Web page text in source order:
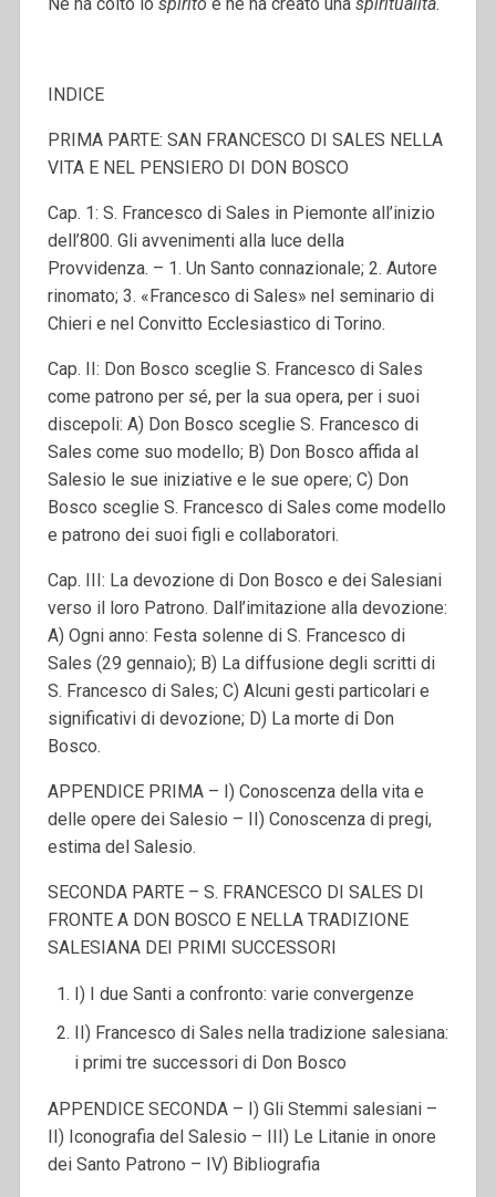
INDICE
PRIMA PARTE: SAN FRANCESCO DI SALES NELLA
VITA E NEL PENSIERO DI DON BOSCO
Cap. 1: S. Francesco di Sales in Piemonte all’inizio
dell’800. Gli avvenimenti alla luce della
Provvidenza. – 1. Un Santo connazionale; 2. Autore
rinomato; 3. «Francesco di Sales» nel seminario di
Chieri e nel Convitto Ecclesiastico di Torino.
Cap. II: Don Bosco sceglie S. Francesco di Sales
come patrono per sé, per la sua opera, per i suoi
discepoli: A) Don Bosco sceglie S. Francesco di
Sales come suo modello; B) Don Bosco affida al
Salesio le sue iniziative e le sue opere; C) Don
Bosco sceglie S. Francesco di Sales come modello
e patrono dei suoi figli e collaboratori.
Cap. III: La devozione di Don Bosco e dei Salesiani
verso il loro Patrono. Dall’imitazione alla devozione:
A) Ogni anno: Festa solenne di S. Francesco di
Sales (29 gennaio); B) La diffusione degli scritti di
S. Francesco di Sales; C) Alcuni gesti particolari e
significativi di devozione; D) La morte di Don
Bosco.
APPENDICE PRIMA – I) Conoscenza della vita e
delle opere dei Salesio – II) Conoscenza di pregi,
estima del Salesio.
SECONDA PARTE – S. FRANCESCO DI SALES DI
FRONTE A DON BOSCO E NELLA TRADIZIONE
SALESIANA DEI PRIMI SUCCESSORI
I) I due Santi a confronto: varie convergenze
II) Francesco di Sales nella tradizione salesiana:
i primi tre successori di Don Bosco
APPENDICE SECONDA – I) Gli Stemmi salesiani –
II) Iconografia del Salesio – III) Le Litanie in onore
dei Santo Patrono – IV) Bibliografia